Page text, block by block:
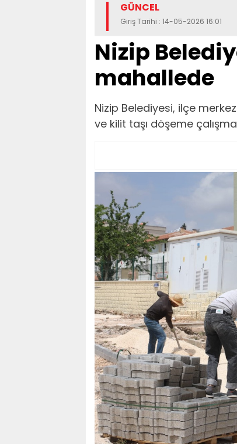
GÜNCEL
Giriş Tarihi : 14-05-2026 16:01
Nizip
mahallede
Nizip Belediyesi, ilçe
ve kilit taşı döşeme